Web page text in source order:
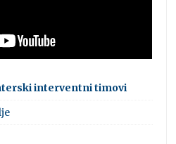
interventni timovi